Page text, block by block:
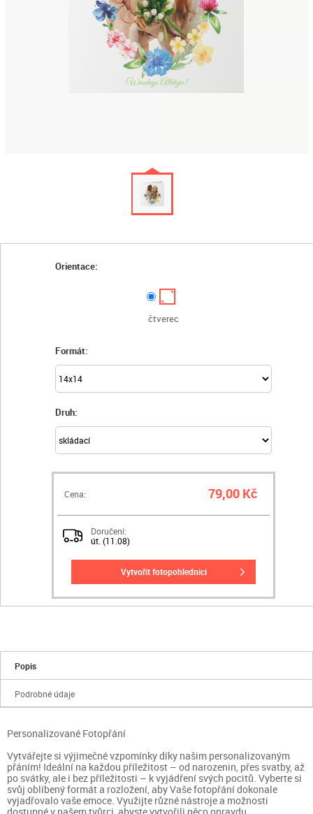
Orientace:
čtverec
Formát:
Druh:
Cena: 79,00 Kč
Doručení:
út. (11.08)
vytvořit fotopohlednici
Popis
Podrobné údaje
Personalizované Fotopřání
Vytvářejte si výjimečné vzpomínky díky našim personalizovaným
přáním! Ideální na každou příležitost – od narozenin, přes svatby, až
po svátky, ale i bez příležitosti – k vyjádření svých pocitů. Vyberte si
svůj oblíbený formát a rozložení, aby Vaše fotopřání dokonale
vyjadřovalo vaše emoce. Využijte různé nástroje a možnosti